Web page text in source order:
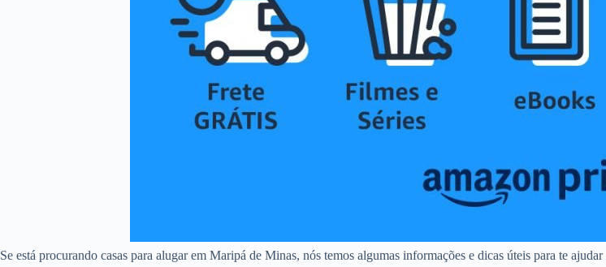
Se está procurando casas para alugar em Maripá de Minas, nós temos algumas informações e dicas úteis para te ajudar